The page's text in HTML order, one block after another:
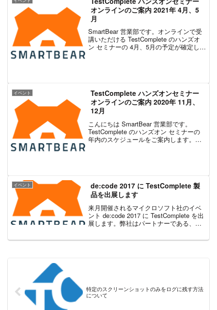
オンラインのご案内 2021年 4月、5
月
SmartBear 営業部です。オンラインで受
講いただける TestComplete のハンズオ
ン セミナーの 4月、5月の予定が確定しま
イベント
TestComplete ハンズオンセミナー
オンラインのご案内 2020年 11月、
12月
こんにちは SmartBear 営業部です。
TestComplete のハンズオン セミナーの
年内のスケジュールをご案内します。ハ
イベント
de:code 2017 に TestComplete 製
品を出展します
来月開催されるマイクロソフト社のイベ
ント de:code 2017 に TestComplete を出
展します。弊社はパートナーである、イ
CData Software Japan 社と 3 社共同で出
特定のスクリーンショットのみをログに残す方法
について